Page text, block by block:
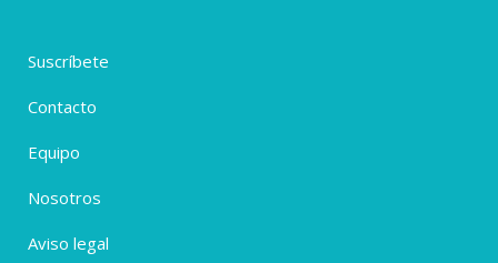
Suscríbete
Contacto
Equipo
Nosotros
Aviso legal